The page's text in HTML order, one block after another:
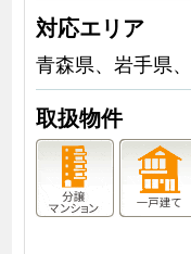
対応エリア
青森県、岩手県
取扱物件